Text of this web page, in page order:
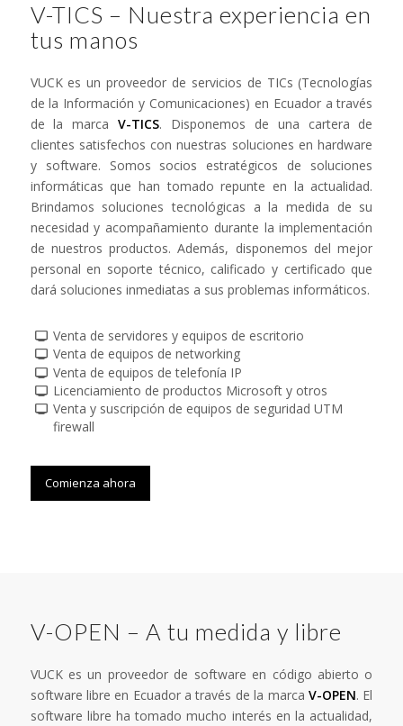
V-TICS – Nuestra experiencia en
tus manos
VUCK es un proveedor de servicios de TICs (Tecnologías
de la Información y Comunicaciones) en Ecuador a través
de la marcaV-TICS. Disponemos de una cartera de
clientes satisfechos con nuestras soluciones en hardware
y software. Somos socios estratégicos de soluciones
informáticas que han tomado repunte en la actualidad.
Brindamos soluciones tecnológicas a la medida de su
necesidad y acompañamiento durante la implementación
de nuestros productos. Además, disponemos del mejor
personal en soporte técnico, calificado y certificado que
dará soluciones inmediatas a sus problemas informáticos.
Venta de servidores y equipos de escritorio
Venta de equipos de networking
Venta de equipos de telefonía IP
Licenciamiento de productos Microsoft y otros
Venta y suscripción de equipos de seguridad UTM
firewall
Comienza ahora
V-OPEN – A tu medida y libre
VUCK es un proveedor de software en código abierto o
software libre en Ecuador a través de la marcaV-OPEN. El
software libre ha tomado mucho interés en la actualidad,